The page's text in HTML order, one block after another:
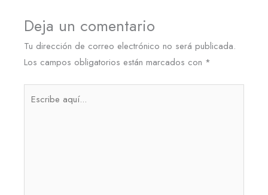
Deja un comentario
Tu dirección de correo electrónico no será publicada.
Los campos obligatorios están marcados con *